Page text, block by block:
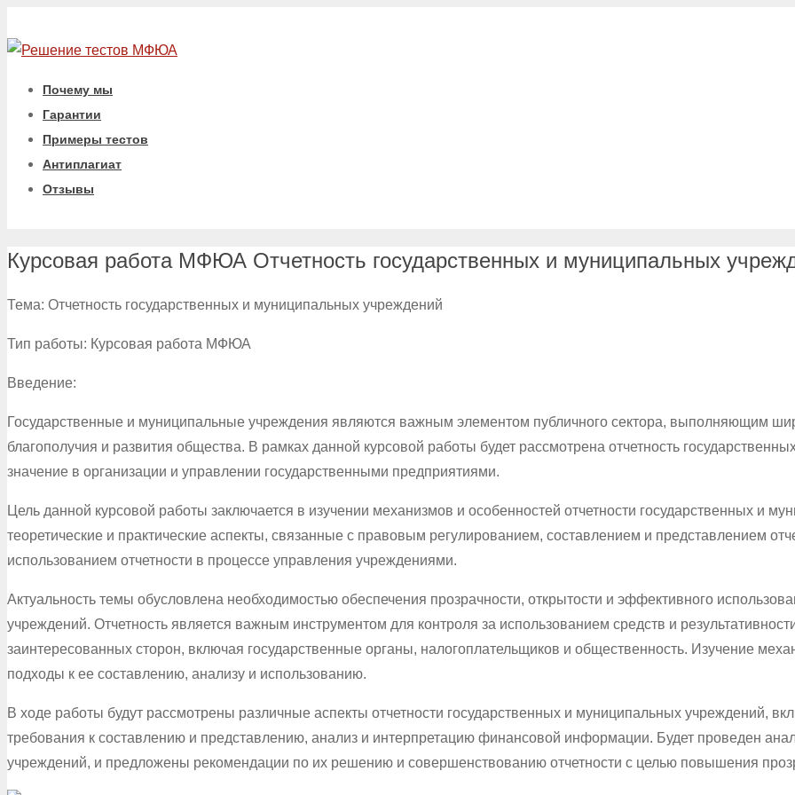
Почему мы
Гарантии
Примеры тестов
Антиплагиат
Отзывы
Курсовая работа МФЮА Отчетность государственных и муниципальных
Тема: Отчетность государственных и муниципальных учреждений
Тип работы: Курсовая работа МФЮА
Введение:
Государственные и муниципальные учреждения являются важным элементом публичного сектора, выполняющим
благополучия и развития общества. В рамках данной курсовой работы будет рассмотрена отчетность
значение в организации и управлении государственными предприятиями.
Цель данной курсовой работы заключается в изучении механизмов и особенностей отчетности государственных и
теоретические и практические аспекты, связанные с правовым регулированием, составлением и представлением
использованием отчетности в процессе управления учреждениями.
Актуальность темы обусловлена необходимостью обеспечения прозрачности, открытости и эффективного
учреждений. Отчетность является важным инструментом для контроля за использованием средств и
заинтересованных сторон, включая государственные органы, налогоплательщиков и общественность. Изучение
подходы к ее составлению, анализу и использованию.
В ходе работы будут рассмотрены различные аспекты отчетности государственных и муниципальных учреждений,
требования к составлению и представлению, анализ и интерпретацию финансовой информации. Будет проведен
учреждений, и предложены рекомендации по их решению и совершенствованию отчетности с целью повышения